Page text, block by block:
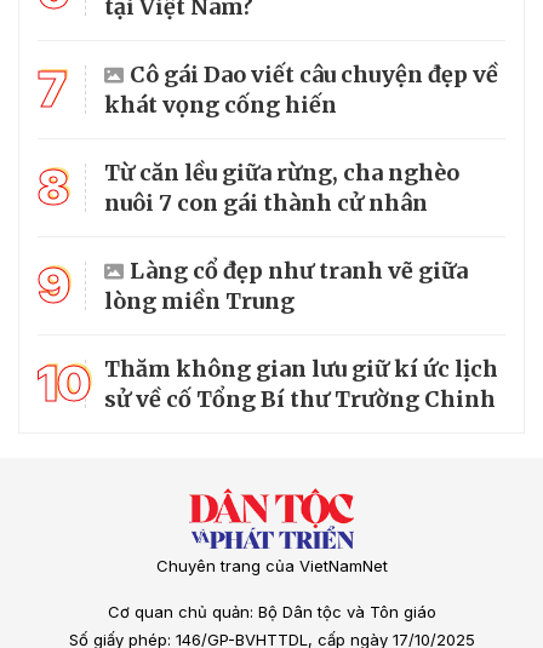
tại Việt Nam?
7
Cô gái Dao viết câu chuyện đẹp về
khát vọng cống hiến
8
Từ căn lều giữa rừng, cha nghèo
nuôi 7 con gái thành cử nhân
9
Làng cổ đẹp như tranh vẽ giữa
lòng miền Trung
10 Thăm không gian lưu giữ kí ức lịch
sử về cố Tổng Bí thư Trường Chinh
Chuyên trang của VietNamNet
Cơ quan chủ quản: Bộ Dân tộc và Tôn giáo
Số giấy phép: 146/GP-BVHTTDL, cấp ngày 17/10/2025